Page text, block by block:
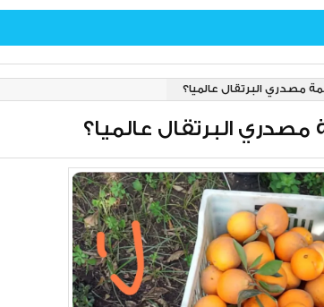
مصدري البرتقال عالميا؟
البرتقال عالميا؟